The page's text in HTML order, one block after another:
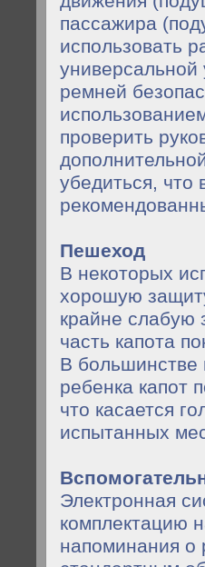
пассажира
использовать
универсальной
ремней
проверить
убедиться, что
Пешеход
В некоторых
хорошую
крайне слабую
часть капота
В большинстве
ребенка капот
что касается
испытанных
Электронная
комплектацию
напоминания о